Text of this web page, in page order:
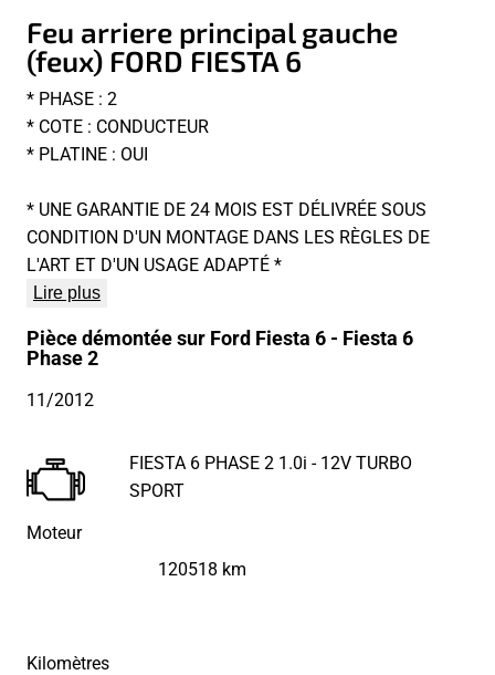
Feu arriere principal gauche
(feux) FORD FIESTA 6
* PHASE : 2
* COTE : CONDUCTEUR
* PLATINE : OUI
* UNE GARANTIE DE 24 MOIS EST DÉLIVRÉE SOUS
CONDITION D'UN MONTAGE DANS LES RÈGLES DE
L'ART ET D'UN USAGE ADAPTÉ *
Lire plus
Pièce démontée sur Ford Fiesta 6 - Fiesta 6
Phase 2
11/2012
Moteur
FIESTA 6 PHASE 2 1.0i - 12V TURBO
SPORT
Kilomètres
120518 km